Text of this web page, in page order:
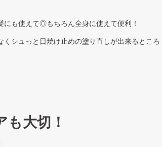
も使えて◎もちろん全身に使えて便利！
シュっと日焼け止めの塗り直しが出来るところ
も大切！